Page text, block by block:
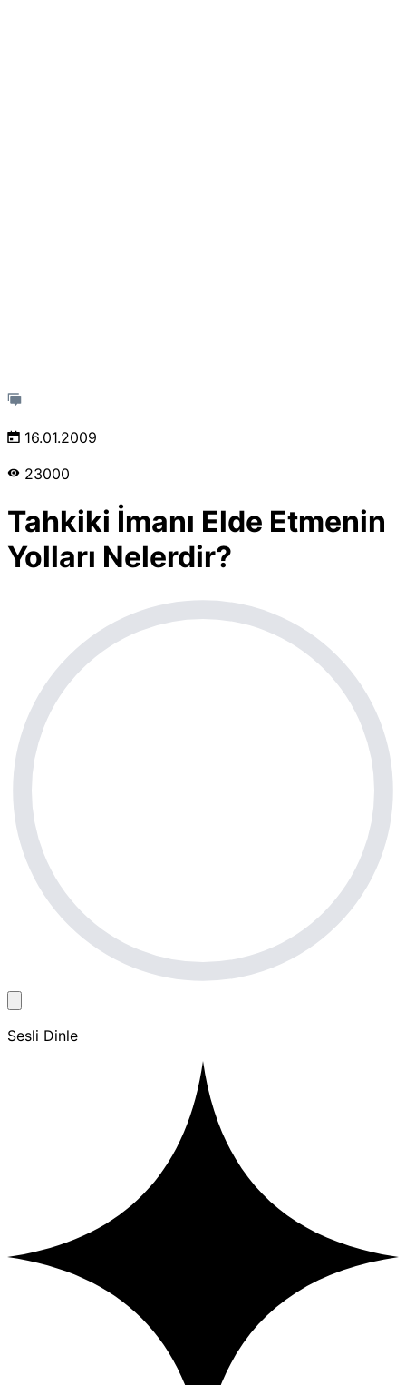
16.01.2009
23000
Tahkiki İmanı Elde Etmenin
Yolları Nelerdir?
Sesli Dinle